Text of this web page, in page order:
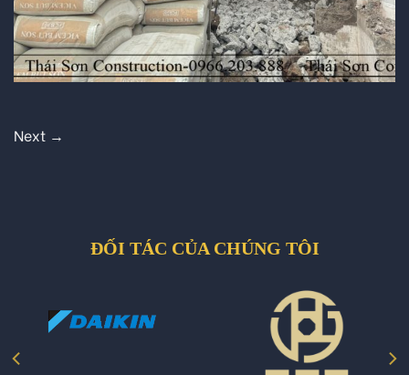
Next →
ĐỐI TÁC CỦA CHÚNG TÔI